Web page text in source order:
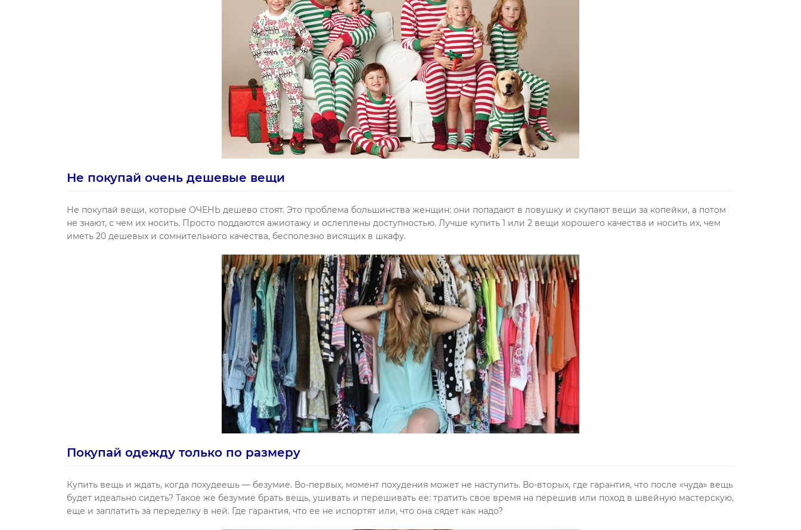
Не покупай очень дешевые вещи
Не покупай вещи, которые ОЧЕНЬ дешево стоят. Это проблема большинства женщин: они попадают в ловушку и скупают вещи за копейки, а потом
не знают, с чем их носить. Просто поддаются ажиотажу и ослеплены доступностью. Лучше купить 1 или 2 вещи хорошего качества и носить их, чем
иметь 20 дешевых и сомнительного качества, бесполезно висящих в шкафу.
Покупай одежду только по размеру
Купить вещь и ждать, когда похудеешь — безумие. Во-первых, момент похудения может не наступить. Во-вторых, где гарантия, что после «чуда» вещь
будет идеально сидеть? Такое же безумие брать вещь, ушивать и перешивать ее: тратить свое время на перешив или поход в швейную мастерскую,
еще и заплатить за переделку в ней. Где гарантия, что ее не испортят или, что она сядет как надо?